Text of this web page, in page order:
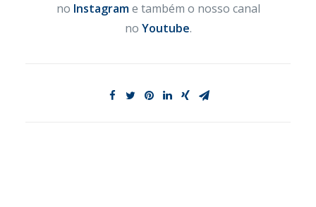
no Instagrame também o nosso canal
no Youtube.